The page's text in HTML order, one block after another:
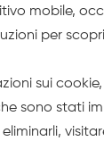
mobile,
per
sui
sono stati